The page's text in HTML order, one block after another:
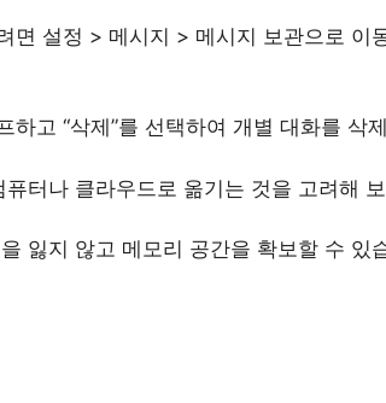
설정 > 메시지 > 메시지 보관으로 이동
하고 “삭제”를 선택하여 개별 대화를 삭
터나 클라우드로 옮기는 것을 고려해
잃지 않고 메모리 공간을 확보할 수 있